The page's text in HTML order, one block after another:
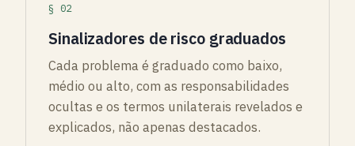
§ 02
Sinalizadores de risco graduados
Cada problema é graduado como baixo,
médio ou alto, com as responsabilidades
ocultas e os termos unilaterais revelados e
explicados, não apenas destacados.